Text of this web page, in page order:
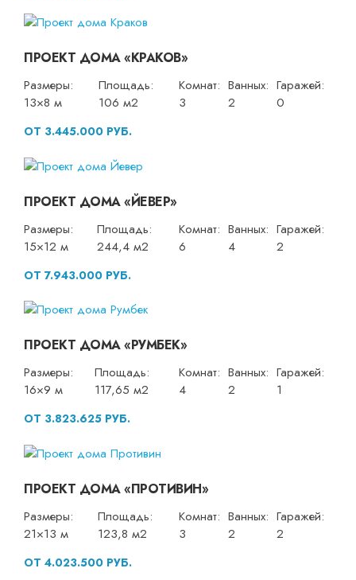
ПРОЕКТ ДОМА «КРАКОВ»
Размеры:
13×8 м
Площадь:
106 м2
Комнат:
3
Ванных:
2
Гаражей:
0
ОТ 3.445.000 РУБ.
ПРОЕКТ ДОМА «ЙЕВЕР»
Размеры:
15×12 м
Площадь:
244,4 м2
Комнат:
6
Ванных:
4
Гаражей:
2
ОТ 7.943.000 РУБ.
ПРОЕКТ ДОМА «РУМБЕК»
Размеры:
16×9 м
Площадь:
117,65 м2
Комнат:
4
Ванных:
2
Гаражей:
1
ОТ 3.823.625 РУБ.
ПРОЕКТ ДОМА «ПРОТИВИН»
Размеры:
21×13 м
Площадь:
123,8 м2
Комнат:
3
Ванных:
2
Гаражей:
2
ОТ 4.023.500 РУБ.